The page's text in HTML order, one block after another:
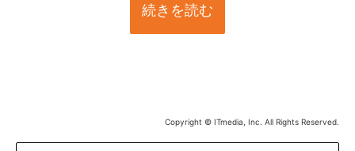
続きを読む
Copyright © ITmedia, Inc. All Rights Reserved.